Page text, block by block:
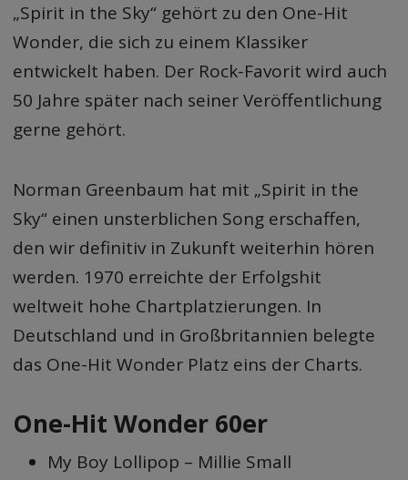
„Spirit in the Sky“ gehört zu den One-Hit
Wonder, die sich zu einem Klassiker
entwickelt haben. Der Rock-Favorit wird auch
50 Jahre später nach seiner Veröffentlichung
gerne gehört.
Norman Greenbaum hat mit „Spirit in the
Sky“ einen unsterblichen Song erschaffen,
den wir definitiv in Zukunft weiterhin hören
werden. 1970 erreichte der Erfolgshit
weltweit hohe Chartplatzierungen. In
Deutschland und in Großbritannien belegte
das One-Hit Wonder Platz eins der Charts.
One-Hit Wonder 60er
My Boy Lollipop – Millie Small